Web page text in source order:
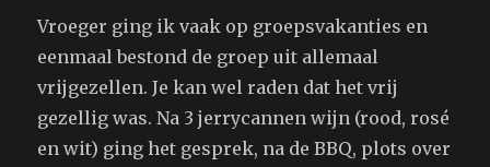
Vroeger ging ik vaak op groepsvakanties en
eenmaal bestond de groep uit allemaal
vrijgezellen. Je kan wel raden dat het vrij
gezellig was. Na 3 jerrycannen wijn (rood, rosé
en wit) ging het gesprek, na de BBQ, plots over